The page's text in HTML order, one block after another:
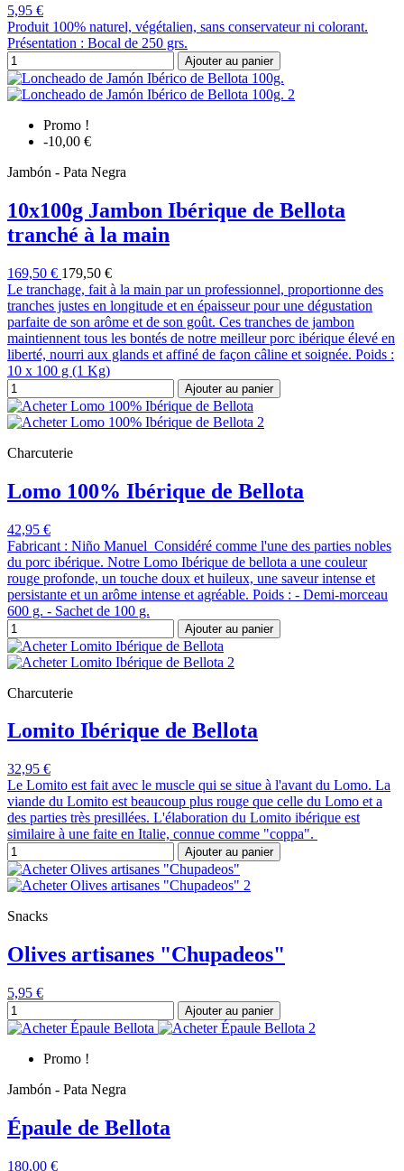
5,95 €
Produit 100% naturel, végétalien, sans conservateur ni colorant.
Présentation : Bocal de 250 grs.
Ajouter au panier
Promo !
-10,00 €
Jambón - Pata Negra
10x100g Jambon Ibérique de Bellota
tranché à la main
169,50 € 179,50 €
Le tranchage, fait à la main par un professionnel, proportionne des
tranches justes en longitude et en épaisseur pour une dégustation
parfaite de son arôme et de son goût. Ces tranches de jambon
maintiennent tous les bontés de notre meilleur porc ibérique élevé en
liberté, nourri aux glands et affiné de façon câline et soignée. Poids :
10 x 100 g (1 Kg)
Ajouter au panier
Charcuterie
Lomo 100% Ibérique de Bellota
42,95 €
Fabricant : Niño Manuel Considéré comme l'une des parties nobles
du porc ibérique. Notre Lomo Ibérique de bellota a une couleur
rouge profonde, un touche doux et huileux, une saveur intense et
persistante et un arôme intense et agréable. Poids : - Demi-morceau
600 g. - Sachet de 100 g.
Ajouter au panier
Charcuterie
Lomito Ibérique de Bellota
32,95 €
Le Lomito est fait avec le muscle qui se situe à l'avant du Lomo. La
viande du Lomito est beaucoup plus rouge que celle du Lomo et a
des parties très presillées. L'élaboration du Lomito ibérique est
similaire à une faite en Italie, connue comme "coppa".
Ajouter au panier
Snacks
Olives artisanes "Chupadeos"
5,95 €
Ajouter au panier
Promo !
Jambón - Pata Negra
Épaule de Bellota
180,00 €